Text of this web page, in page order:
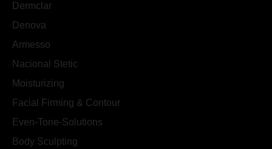
Dermclar
Denova
Armesso
Nacional Stetic
Moisturizing
Facial Firming & Contour
Even-Tone-Solutions
Body Sculpting